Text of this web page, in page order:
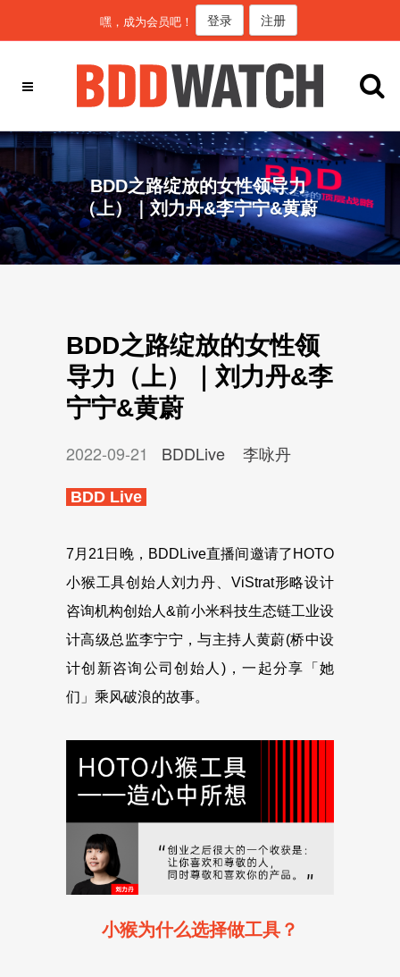
嘿，成为会员吧！ 登录 注册
BDD之路绽放的女性领导力
（上）｜刘力丹&李宁宁&黄蔚
BDD之路绽放的女性领
导力（上）｜刘力丹&李
宁宁&黄蔚
2022-09-21 BDDLive 李咏丹
BDD Live
7月21日晚，BDDLive直播间邀请了HOTO
小猴工具创始人刘力丹、ViStrat形略设计
咨询机构创始人&前小米科技生态链工业设
计高级总监李宁宁，与主持人黄蔚(桥中设
计创新咨询公司创始人)，一起分享「她
们」乘风破浪的故事。
小猴为什么选择做工具？